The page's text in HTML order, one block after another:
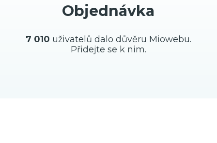
Objednávka
7 010 uživatelů dalo důvěru Miowebu.
Přidejte se k nim.